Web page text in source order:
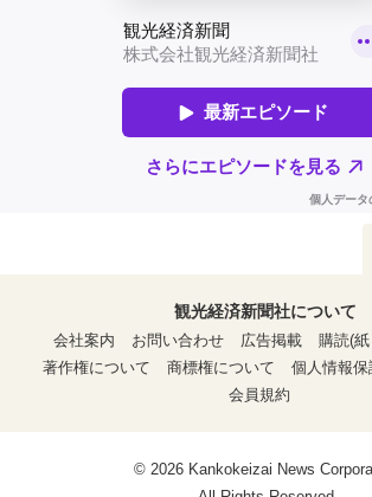
観光経済新聞社について
会社案内
お問い合わせ 広告掲載
購読(
著作権について
商標権について
個人情報
会員規約
© 2026 Kankokeizai News